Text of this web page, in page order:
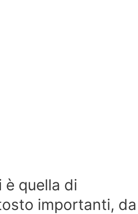
quella di
importanti, da